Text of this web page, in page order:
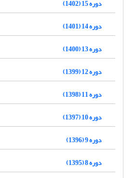
دوره 15 (1402)
دوره 14 (1401)
دوره 13 (1400)
دوره 12 (1399)
دوره 11 (1398)
دوره 10 (1397)
دوره 9 (1396)
دوره 8 (1395)